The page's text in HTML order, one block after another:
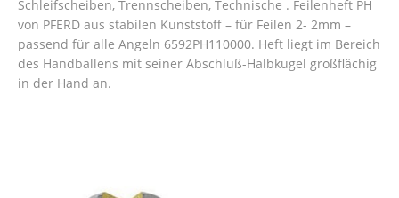
Schleifscheiben, Trennscheiben, Technische . Feilenheft PH
von PFERD aus stabilen Kunststoff – für Feilen 2- 2mm –
passend für alle Angeln 6592PH110000. Heft liegt im Bereich
des Handballens mit seiner Abschluß-Halbkugel großflächig
in der Hand an.